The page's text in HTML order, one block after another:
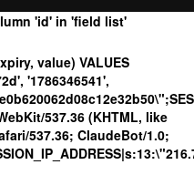
'id' in 'field list'
value) VALUES
'1786346541',
537.36 (KHTML, like
537.36; ClaudeBot/1.0;